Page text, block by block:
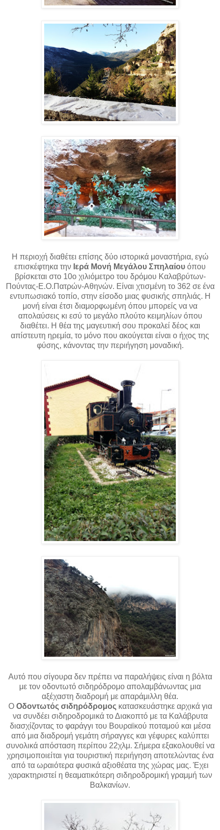
Η περιοχή διαθέτει επίσης δύο ιστορικά μοναστήρια, εγώ
επισκέφτηκα την Ιερά Μονή Μεγάλου Σπηλαίου όπου
βρίσκεται στο 10ο χιλιόμετρο του δρόμου Καλαβρύτων-
Πούντας-Ε.Ο.Πατρών-Αθηνών. Είναι χτισμένη το 362 σε ένα
εντυπωσιακό τοπίο, στην είσοδο μιας φυσικής σπηλιάς. Η
μονή είναι έτσι διαμορφωμένη όπου μπορείς να να
απολαύσεις κι εσύ το μεγάλο πλούτο κειμηλίων όπου
διαθέτει. Η θέα της μαγευτική σου προκαλεί δέος και
απίστευτη ηρεμία, το μόνο που ακούγεται είναι ο ήχος της
φύσης, κάνοντας την περιήγηση μοναδική.
Αυτό που σίγουρα δεν πρέπει να παραλήψεις είναι η βόλτα
με τον οδοντωτό σιδηρόδρομο απολαμβάνωντας μια
αξέχαστη διαδρομή με απαράμιλλη θέα.
Ο Οδοντωτός σιδηρόδρομος κατασκευάστηκε αρχικά για
να συνδέει σιδηροδρομικά το Διακοπτό με τα Καλάβρυτα
διασχίζοντας το φαράγγι του Βουραϊκού ποταμού και μέσα
από μια διαδρομή γεμάτη σήραγγες και γέφυρες καλύπτει
συνολικά απόσταση περίπου 22χλμ. Σήμερα εξακολουθεί να
χρησιμοποιείται για τουριστική περιήγηση αποτελώντας ένα
από τα ωραιότερα φυσικά αξιοθέατα της χώρας μας. Έχει
χαρακτηριστεί η θεαματικότερη σιδηροδρομική γραμμή των
Βαλκανίων.